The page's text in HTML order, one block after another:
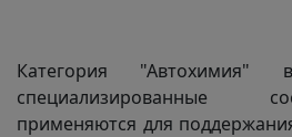
Категория
специализированные
применяются для